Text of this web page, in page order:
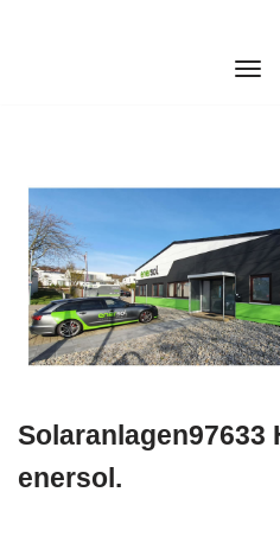
Solaranlagen97633
enersol.